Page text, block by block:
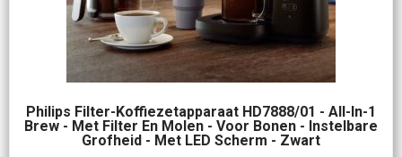
Philips Filter-Koffiezetapparaat HD7888/01 - All-In-1
Brew - Met Filter En Molen - Voor Bonen - Instelbare
Grofheid - Met LED Scherm - Zwart